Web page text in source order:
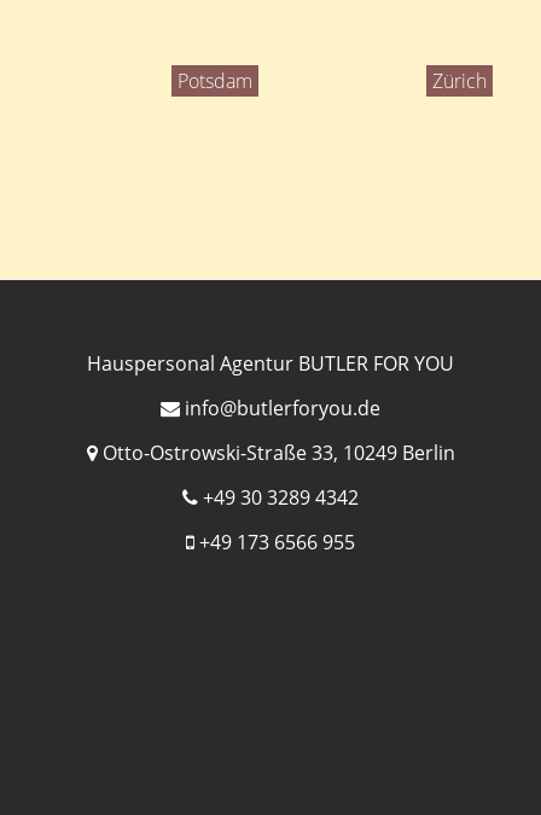
Potsdam Zürich
Hauspersonal Agentur BUTLER FOR YOU
info@butlerforyou.de
Otto-Ostrowski-Straße 33, 10249 Berlin
+49 30 3289 4342
+49 173 6566 955